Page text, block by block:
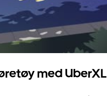
med UberXL